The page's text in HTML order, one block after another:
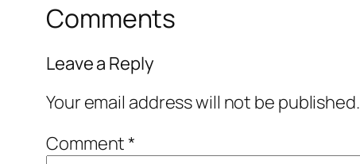
Comments
Leave a Reply
Your email address will not be published.
Comment*